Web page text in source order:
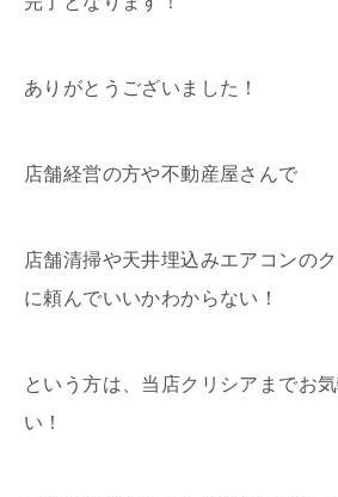
ありがとうございました！
店舗経営の方や不動産屋さんで
店舗清掃や天井埋込みエアコンの
に頼んでいいかわからない！
という方は、当店クリシアまでお
い！